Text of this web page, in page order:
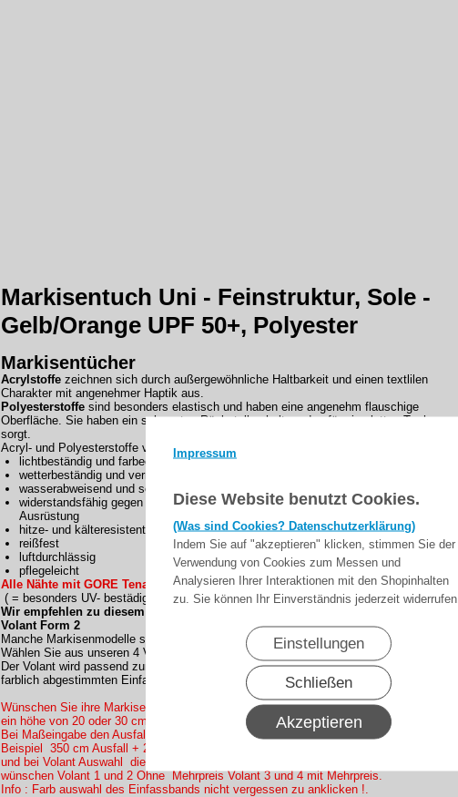
Impressum
Diese Website benutzt Cookies.
(Was sind Cookies? Datenschutzerklärung)
Indem Sie auf "akzeptieren" klicken, stimmen Sie der
Verwendung von Cookies zum Messen und
Analysieren Ihrer Interaktionen mit den Shopinhalten
zu. Sie können Ihr Einverständnis jederzeit widerrufen.
Einstellungen
Schließen
Akzeptieren
Markisentuch Uni - Feinstruktur, Sole -
Gelb/Orange UPF 50+, Polyester
Markisentücher
Acrylstoffe zeichnen sich durch außergewöhnliche Haltbarkeit und einen textlilen
Charakter mit angenehmer Haptik aus.
Polyesterstoffe sind besonders elastisch und haben eine angenehm flauschige
Oberfläche. Sie haben ein sehr gutes Rückstellverhalten, das für ein glattes Tuch
sorgt.
Acryl- und Polyesterstoffe von Lewens sind:
lichtbeständig und farbecht
wetterbeständig und verrottungsfest
wasserabweisend und schnell trocknend
widerstandsfähig gegen Umwelteinflüsse durch Teflon-bzw. Cleangard-
Ausrüstung
hitze- und kälteresistent
reißfest
luftdurchlässig
pflegeleicht
Alle Nähte mit GORE Tenara CLEAR Nähfaden konfektioniert !
( = besonders UV- bestädig und reißfest. )
Wir empfehlen zu diesem Dessin:
Volant Form 2
Manche Markisenmodelle sind nur mit einem Volant vollständig.
Wählen Sie aus unseren 4 Volantformen.
Der Volant wird passend zum Rapport des Dessins geschnitten und mit dem
farblich abgestimmten Einfassband abgeschlossen.
Wünschen Sie ihre Markisentuch mit einen Volant ? , Wir haben zur Auswahl mit
ein höhe von 20 oder 30 cm
Bei Maßeingabe den Ausfallmaß gewünschte Volant höhe mit eingeben (
Beispiel 350 cm Ausfall + 20cm oder +30cm Volant höhe = 370 oder 380 Ausfall
und bei Volant Auswahl die Höhe Anklicken ob Sie es in höhe 20cm oder 30cm
wünschen Volant 1 und 2 Ohne Mehrpreis Volant 3 und 4 mit Mehrpreis.
Info : Farb auswahl des Einfassbands nicht vergessen zu anklicken !.